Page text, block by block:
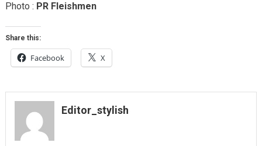
Photo : PR Fleishmen
Share this:
Facebook X
Editor_stylish